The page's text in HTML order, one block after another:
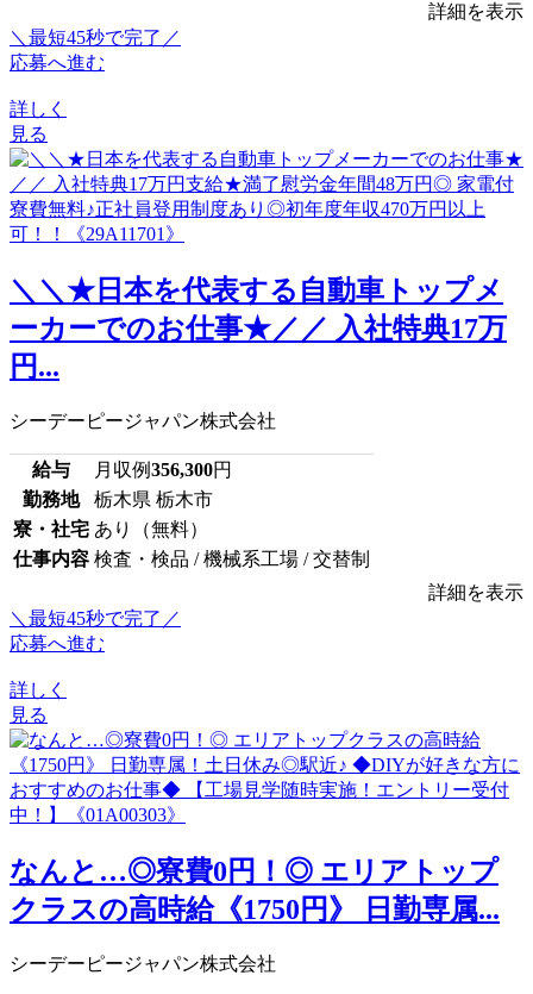
詳細を表示
＼最短45秒で完了／
応募へ進む
詳しく
見る
＼＼★日本を代表する自動車トップメ
ーカーでのお仕事★／／ 入社特典17万
円...
シーデーピージャパン株式会社
給与 月収例356,300円
勤務地
栃木県 栃木市
寮・社宅 あり（無料）
仕事内容 検査・検品 / 機械系工場 / 交替制
詳細を表示
＼最短45秒で完了／
応募へ進む
詳しく
見る
なんと…◎寮費0円！◎ エリアトップ
クラスの高時給《1750円》 日勤専属...
シーデーピージャパン株式会社